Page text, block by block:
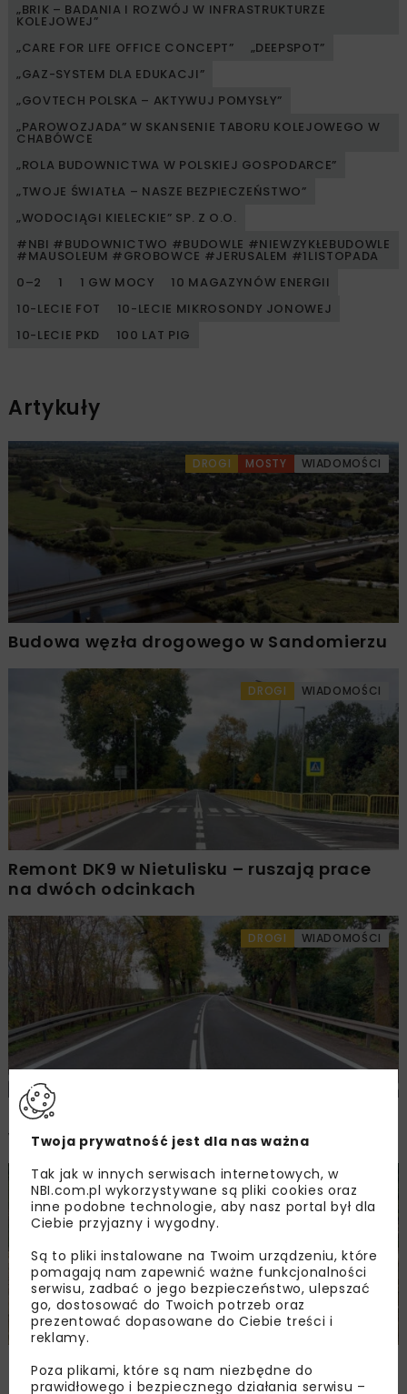
„BRIK – BADANIA I ROZWÓJ W INFRASTRUKTURZE
KOLEJOWEJ”
„CARE FOR LIFE OFFICE CONCEPT”
„DEEPSPOT”
„GAZ-SYSTEM DLA EDUKACJI”
„GOVTECH POLSKA – AKTYWUJ POMYSŁY”
„PAROWOZJADA” W SKANSENIE TABORU KOLEJOWEGO W
CHABÓWCE
„ROLA BUDOWNICTWA W POLSKIEJ GOSPODARCE”
„TWOJE ŚWIATŁA – NASZE BEZPIECZEŃSTWO”
„WODOCIĄGI KIELECKIE” SP. Z O.O.
#NBI #BUDOWNICTWO #BUDOWLE #NIEWZYKŁEBUDOWLE
#MAUSOLEUM #GROBOWCE #JERUSALEM #1LISTOPADA
0–2
1 1 GW MOCY
10 MAGAZYNÓW ENERGII
10-LECIE FOT
10-LECIE MIKROSONDY JONOWEJ
10-LECIE PKD
100 LAT PIG
Artykuły
DROGI MOSTY WIADOMOŚCI
Budowa węzła drogowego w Sandomierzu
DROGI WIADOMOŚCI
Remont DK9 w Nietulisku – ruszają prace
na dwóch odcinkach
DROGI WIADOMOŚCI
Bezpieczniej na DK9 i DK78 – remonty dróg
w województwie świętokrzyskim
DROGI MOSTY WIADOMOŚCI
Obwodnica Morawicy – rok prac i ponad
30% zaawansowania robót drogowych
Twoja prywatność jest dla nas ważna
Tak jak w innych serwisach internetowych, w
NBI.com.pl wykorzystywane są pliki cookies oraz
inne podobne technologie, aby nasz portal był dla
Ciebie przyjazny i wygodny.
Są to pliki instalowane na Twoim urządzeniu, które
pomagają nam zapewnić ważne funkcjonalności
serwisu, zadbać o jego bezpieczeństwo, ulepszać
go, dostosować do Twoich potrzeb oraz
prezentować dopasowane do Ciebie treści i
reklamy.
Poza plikami, które są nam niezbędne do
prawidłowego i bezpiecznego działania serwisu –